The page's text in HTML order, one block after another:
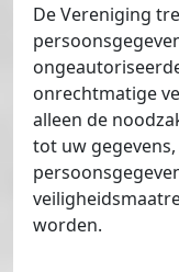
De Vereniging
onrechtmatige
alleen de
tot uw
worden.